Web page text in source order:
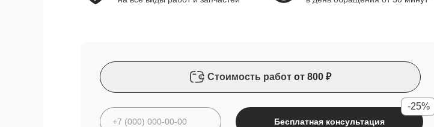
Стоимость работ от 800 ₽
Бесплатная консультация
-25%